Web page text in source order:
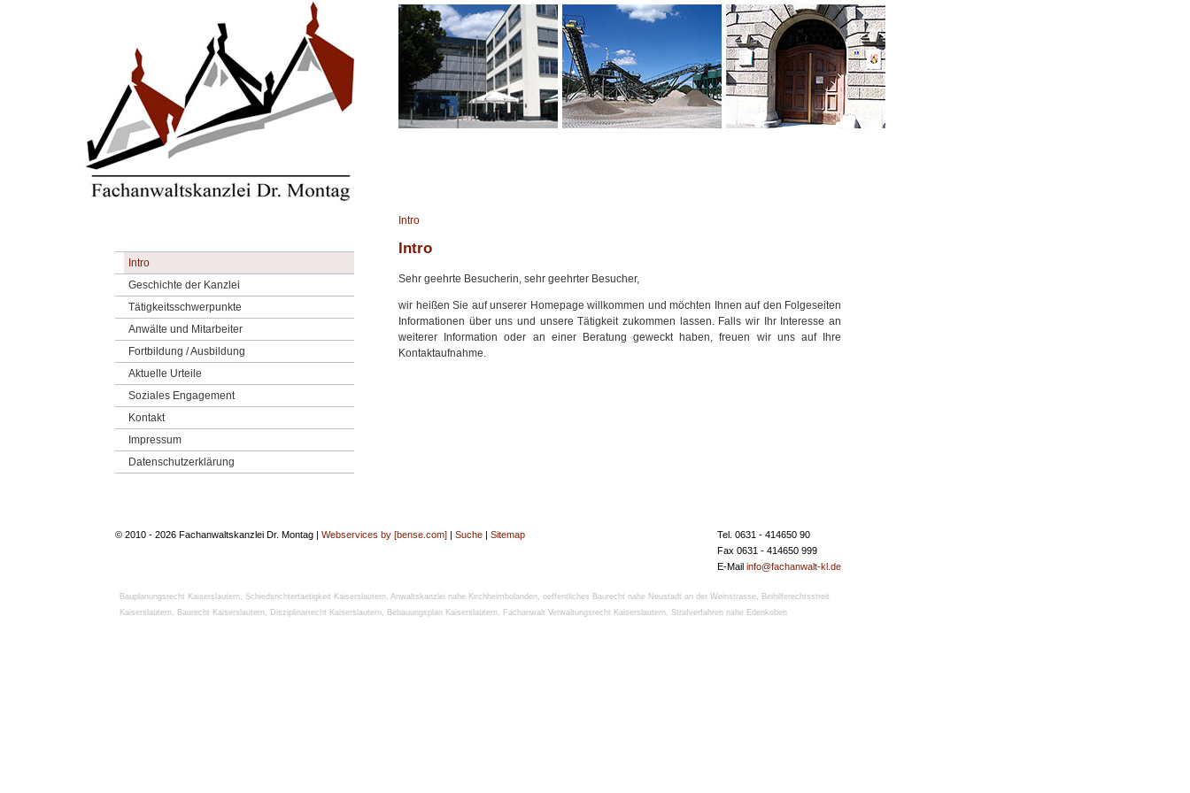
Intro
Geschichte der Kanzlei
Tätigkeitsschwerpunkte
Anwälte und Mitarbeiter
Fortbildung / Ausbildung
Aktuelle Urteile
Soziales Engagement
Kontakt
Impressum
Datenschutzerklärung
Intro
Intro
Sehr geehrte Besucherin, sehr geehrter Besucher,
wir heißen Sie auf unserer Homepage willkommen und möchten Ihnen auf den Folgeseiten
Informationen über uns und unsere Tätigkeit zukommen lassen. Falls wir Ihr Interesse an
weiterer Information oder an einer Beratung geweckt haben, freuen wir uns auf Ihre
Kontaktaufnahme.
Tel. 0631 - 414650 90
Fax 0631 - 414650 999
E-Mail info@fachanwalt-kl.de
© 2010 - 2026 Fachanwaltskanzlei Dr. Montag | Webservices by [bense.com] | Suche | Sitemap
Bauplanungsrecht Kaiserslautern Schiedsrichtertaetigkeit Kaiserslautern Anwaltskanzlei nahe Kirchheimbolanden oeffentliches Baurecht nahe Neustadt an der Weinstrasse
Beihilferechtsstreit
Kaiserslautern
Baurecht Kaiserslautern Disziplinarrecht Kaiserslautern Bebauungsplan Kaiserslautern Fachanwalt Verwaltungsrecht Kaiserslautern Strafverfahren nahe Edenkoben